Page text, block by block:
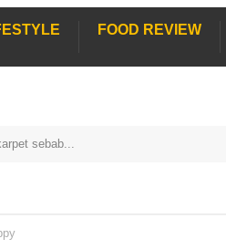
FOOD REVIEW
sebab...